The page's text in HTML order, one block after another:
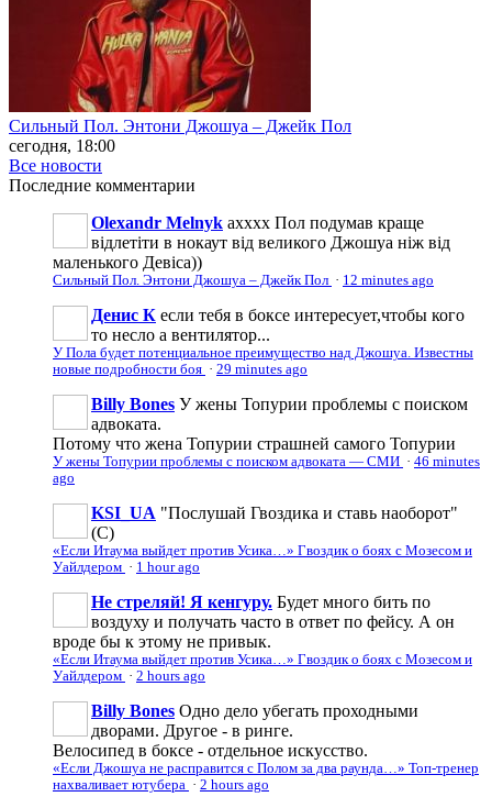
Сильный Пол. Энтони Джошуа – Джейк Пол
сегодня, 18:00
Все новости
Последние комментарии
Olexandr Melnyk ахххх Пол подумав краще
відлетіти в нокаут від великого Джошуа ніж від
маленького Девіса))
Сильный Пол. Энтони Джошуа – Джейк Пол · 12 minutes ago
Денис К если тебя в боксе интересует,чтобы кого
то несло а вентилятор...
У Пола будет потенциальное преимущество над Джошуа. Известны
новые подробности боя · 29 minutes ago
Billy Bones У жены Топурии проблемы с поиском
адвоката.
Потому что жена Топурии страшней самого Топурии
У жены Топурии проблемы с поиском адвоката — СМИ · 46 minutes
ago
KSI_UA "Послушай Гвоздика и ставь наоборот"
(С)
«Если Итаума выйдет против Усика…» Гвоздик о боях с Мозесом и
Уайлдером · 1 hour ago
Не стреляй! Я кенгуру. Будет много бить по
воздуху и получать часто в ответ по фейсу. А он
вроде бы к этому не привык.
«Если Итаума выйдет против Усика…» Гвоздик о боях с Мозесом и
Уайлдером · 2 hours ago
Billy Bones Одно дело убегать проходными
дворами. Другое - в ринге.
Велосипед в боксе - отдельное искусство.
«Если Джошуа не расправится с Полом за два раунда…» Топ-тренер
нахваливает ютубера · 2 hours ago